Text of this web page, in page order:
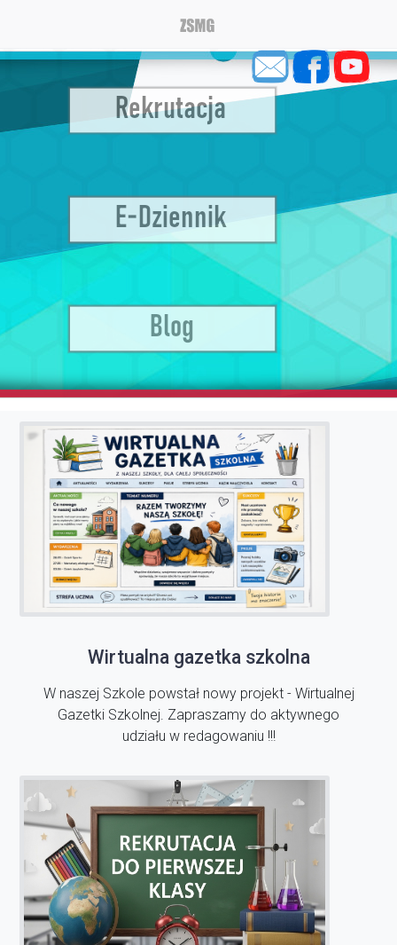
Wirtualna gazetka szkolna
W naszej Szkole powstał nowy projekt - Wirtualnej
Gazetki Szkolnej. Zapraszamy do aktywnego
udziału w redagowaniu !!!